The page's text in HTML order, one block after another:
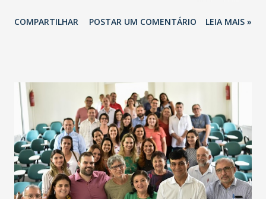
135 funcionários da Corona, junto a 20 voluntários de
do Meio, em Aracaju (foto Arthur Colpo), uma das mais
atingidas pelo óleo, e contou com 61 pessoas, sendo 51
funcionários e 10 voluntários parceiros. Após a ação, todos
os EPIs e equipamentos, como botas, pás e sacos especiais
para recolhimento deste tipo de dejetos, foram doados
para as equipes do Instituto Brasileiro do Meio Ambiente e
dos Recursos Naturais Renováveis (Ibama), que seguem com
COMPARTILHAR POSTAR UM COMENTÁRIO LEIA MAIS »